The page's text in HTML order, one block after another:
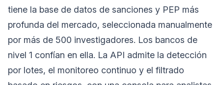
tiene la base de datos de sanciones y PEP más
profunda del mercado, seleccionada manualmente
por más de 500 investigadores. Los bancos de
nivel 1 confían en ella. La API admite la detección
por lotes, el monitoreo continuo y el filtrado